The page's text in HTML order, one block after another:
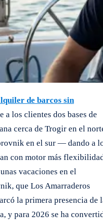
de barcos sin
a los clientes dos bases de
cerca de Trogir en el
en el sur — dando a
con motor más
vacaciones en el
que Los Amarraderos
la primera presencia de
y para 2026 se ha